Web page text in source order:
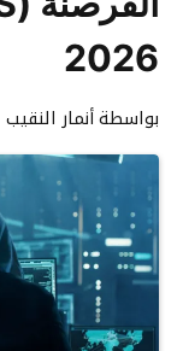
2026
بواسطةأنمار النقيب